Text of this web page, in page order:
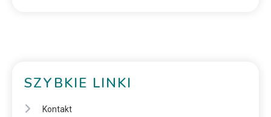
SZYBKIE LINKI
Kontakt